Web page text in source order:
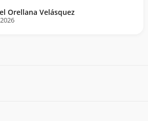
Orellana Velásquez